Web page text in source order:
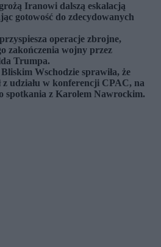
Iranowi dalszą eskalacją
gotowość do zdecydowanych
operacje zbrojne,
zakończenia wojny przez
Trumpa.
Wschodzie sprawiła, że
z udziału w konferencji CPAC, na
spotkania z Karolem Nawrockim.